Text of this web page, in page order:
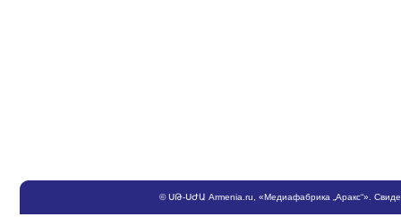
©ՍԹ-ՍԺԱ Armenia.ru , «Медиафабрика „Аракс“».